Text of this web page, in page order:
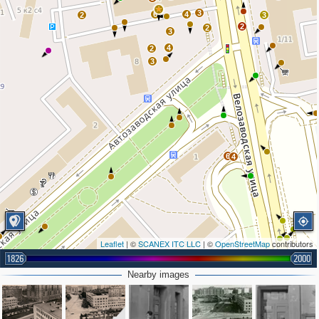
2
3
4
3
2
2
3
3
4
6
2
4
6
Leaflet | ©SCANEX ITC LLC | ©OpenStreetMapcontributors
1826 2000
Nearby images